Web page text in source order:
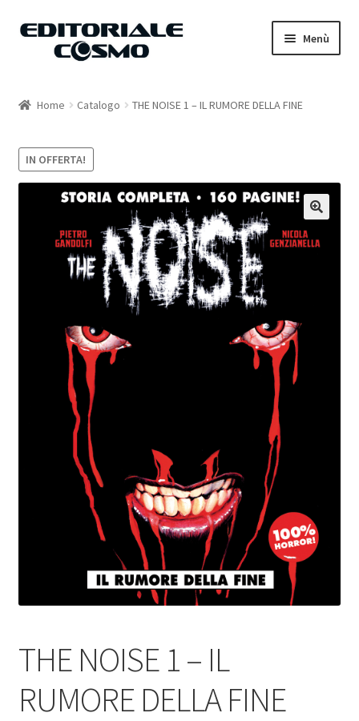
Vai
Vai
Menù
Carrello
Home Catalogo THE NOISE 1 – IL RUMORE DELLA FINE
IN OFFERTA!
THE NOISE 1 – IL
RUMORE DELLA FINE